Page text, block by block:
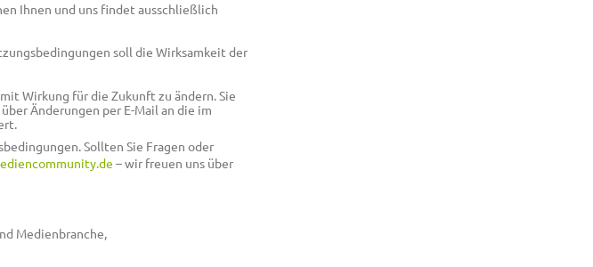
Ihnen und uns findet ausschließlich
soll die Wirksamkeit der
Wirkung für die Zukunft zu ändern. Sie
Änderungen per E-Mail an die im
Sollten Sie Fragen oder
– wir freuen uns über
Medienbranche,